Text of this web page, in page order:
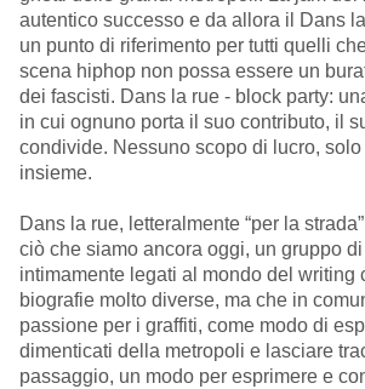
autentico successo e da allora il Dans
un punto di riferimento per tutti quelli
scena hiphop non possa essere un
dei fascisti. Dans la rue - block party:
in cui ognuno porta il suo contributo, il
condivide. Nessuno scopo di lucro,
insieme.
Dans la rue, letteralmente “per la
ciò che siamo ancora oggi, un gruppo
intimamente legati al mondo del writing
biografie molto diverse, ma che in
passione per i graffiti, come modo di
dimenticati della metropoli e lasciare
passaggio, un modo per esprimere e